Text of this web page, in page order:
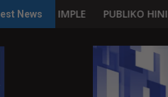
NewsNG RPVARA
HINIKAYAT NI SPEAKER DY